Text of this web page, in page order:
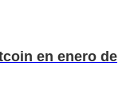
en enero de